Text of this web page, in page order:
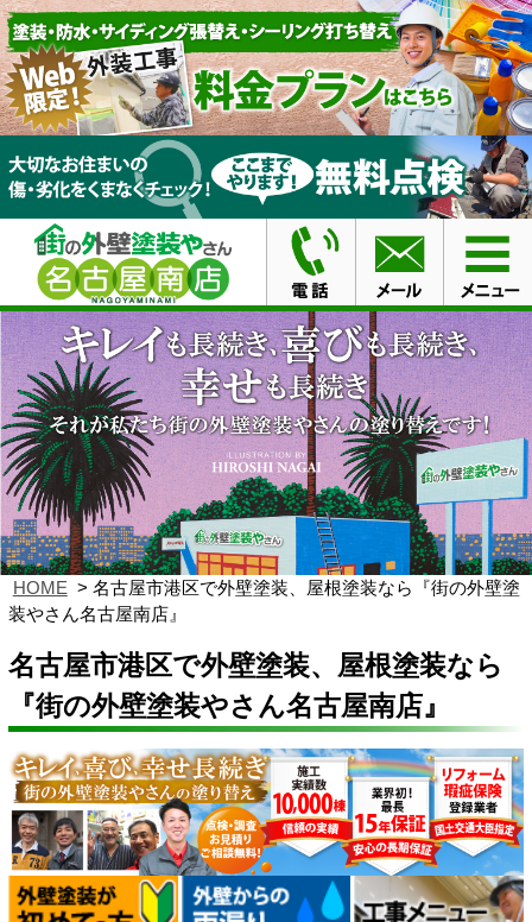
HOME
名古屋市港区で外壁塗装、屋根塗装なら『街の外壁塗
装やさん名古屋南店』
名古屋市港区で外壁塗装、屋根塗装なら
『街の外壁塗装やさん名古屋南店』